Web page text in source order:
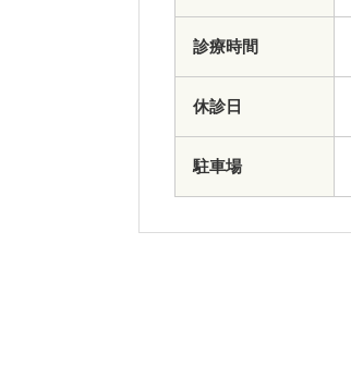
診療時間
休診日
駐車場